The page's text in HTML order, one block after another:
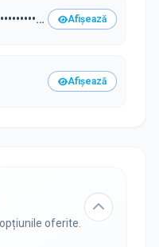
Afișează
Afișează
oferite.